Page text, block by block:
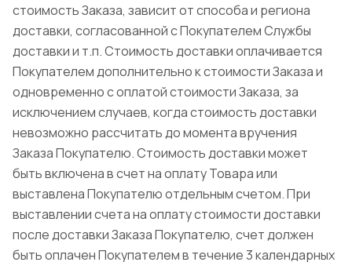
стоимость Заказа, зависит от способа и региона
доставки, согласованной с Покупателем Службы
доставки и т.п. Стоимость доставки оплачивается
Покупателем дополнительно к стоимости Заказа и
одновременно с оплатой стоимости Заказа, за
исключением случаев, когда стоимость доставки
невозможно рассчитать до момента вручения
Заказа Покупателю. Стоимость доставки может
быть включена в счет на оплату Товара или
выставлена Покупателю отдельным счетом. При
выставлении счета на оплату стоимости доставки
после доставки Заказа Покупателю, счет должен
быть оплачен Покупателем в течение 3 календарных